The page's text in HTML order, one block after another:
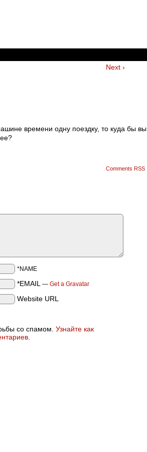
Next ›
времени одну поездку, то куда бы вы
Comments RSS
*NAME
*EMAIL — Get a Gravatar
Website URL
со спамом. Узнайте как